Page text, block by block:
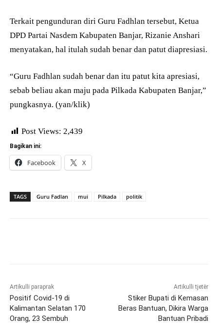
Terkait pengunduran diri Guru Fadhlan tersebut, Ketua
DPD Partai Nasdem Kabupaten Banjar, Rizanie Anshari
menyatakan, hal itulah sudah benar dan patut diapresiasi.
“Guru Fadhlan sudah benar dan itu patut kita apresiasi,
sebab beliau akan maju pada Pilkada Kabupaten Banjar,”
pungkasnya. (yan/klik)
Post Views: 2,439
Bagikan ini:
Facebook X
TAGS Guru Fadlan mui Pilkada politik
Artikulli paraprak
Positif Covid-19 di
Kalimantan Selatan 170
Orang, 23 Sembuh
Artikulli tjetër
Stiker Bupati di Kemasan
Beras Bantuan, Dikira Warga
Bantuan Pribadi